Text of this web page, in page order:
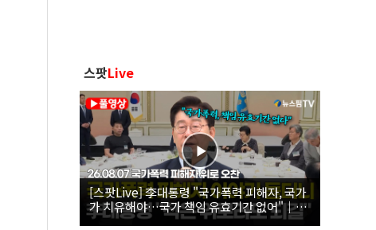
스팟Live
[스팟Live] 李대통령 "국가폭력 피해자, 국가
가 치유해야…국가 책임 유효기간 없어"｜
26.08.07 국가폭력 피해자 위로 오찬